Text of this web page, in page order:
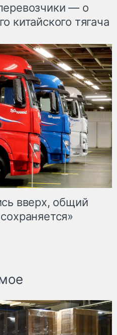
— о
китайского тягача
вверх, общий